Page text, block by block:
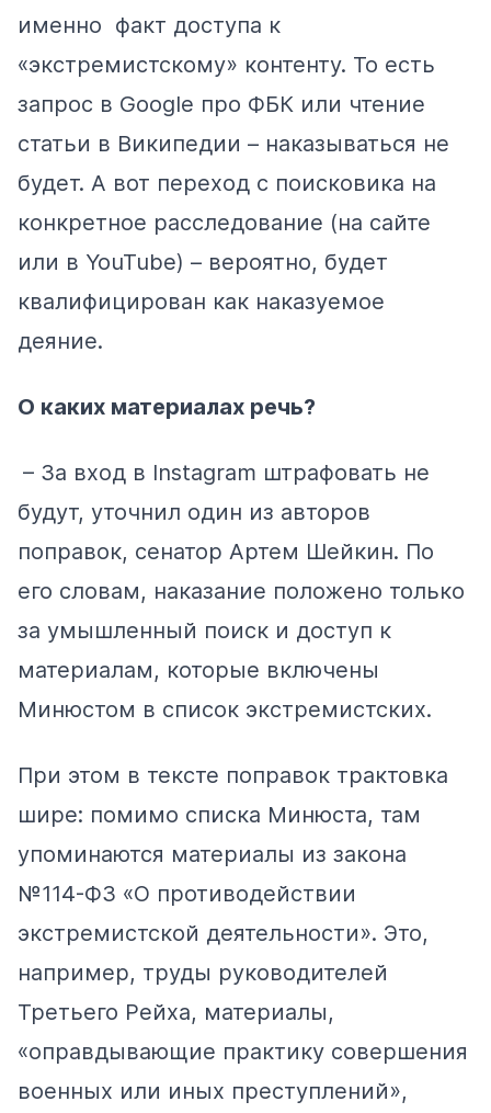
именно факт доступа к
«экстремистскому» контенту. То есть
запрос в Google про ФБК или чтение
статьи в Википедии – наказываться не
будет. А вот переход с поисковика на
конкретное расследование (на сайте
или в YouTube) – вероятно, будет
квалифицирован как наказуемое
деяние.
О каких материалах речь?
– За вход в Instagram штрафовать не
будут, уточнил один из авторов
поправок, сенатор Артем Шейкин. По
его словам, наказание положено только
за умышленный поиск и доступ к
материалам, которые включены
Минюстом в список экстремистских.
При этом в тексте поправок трактовка
шире: помимо списка Минюста, там
упоминаются материалы из закона
№114-ФЗ «О противодействии
экстремистской деятельности». Это,
например, труды руководителей
Третьего Рейха, материалы,
«оправдывающие практику совершения
военных или иных преступлений»,